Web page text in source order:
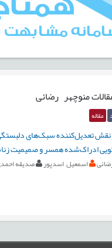
منوچهر رضائی
مقاله
نقش تعدیل‌‌کننده سبک‌‌های
ادراک‌‌شده همسر و صمیمیت
اسمعيل اسدپور
صدیقه